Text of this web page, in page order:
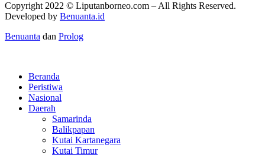
Copyright 2022 © Liputanborneo.com – All Rights Reserved.
Developed by Benuanta.id
Benuanta dan Prolog
Beranda
Peristiwa
Nasional
Daerah
Samarinda
Balikpapan
Kutai Kartanegara
Kutai Timur